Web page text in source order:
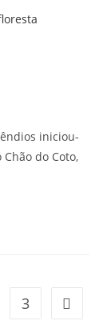
iniciou-
do Coto,
3